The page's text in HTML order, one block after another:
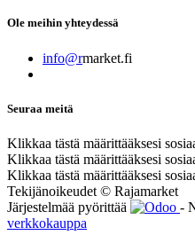
Ole meihin yhteydessä
info@rmarket.fi
Seuraa meitä
Klikkaa tästä määrittääksesi
Klikkaa tästä määrittääksesi
Klikkaa tästä määrittääksesi
Tekijänoikeudet © Rajamarket
Järjestelmää pyörittää
-
verkkokauppa